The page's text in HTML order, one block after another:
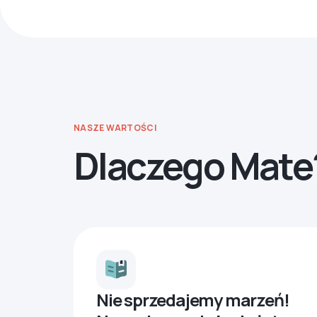
NASZE WARTOŚCI
Dlaczego
Nie sprzedajemy marzeń!